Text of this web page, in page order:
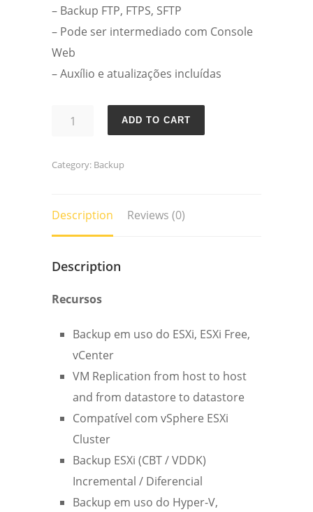
– Backup FTP, FTPS, SFTP
– Pode ser intermediado com Console
Web
– Auxílio e atualizações incluídas
Iperius
ADD TO CART
Category: Backup
Description Reviews (0)
Description
Recursos
Backup em uso do ESXi, ESXi Free,
vCenter
VM Replication from host to host
and from datastore to datastore
Compatível com vSphere ESXi
Cluster
Backup ESXi (CBT / VDDK)
Incremental / Diferencial
Backup em uso do Hyper-V,